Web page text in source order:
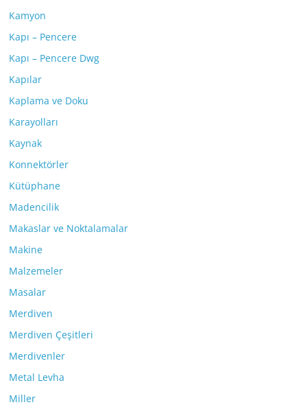
Kamyon
Kapı – Pencere
Kapı – Pencere Dwg
Kapılar
Kaplama ve Doku
Karayolları
Kaynak
Konnektörler
Kütüphane
Madencilik
Makaslar ve Noktalamalar
Makine
Malzemeler
Masalar
Merdiven
Merdiven Çeşitleri
Merdivenler
Metal Levha
Miller